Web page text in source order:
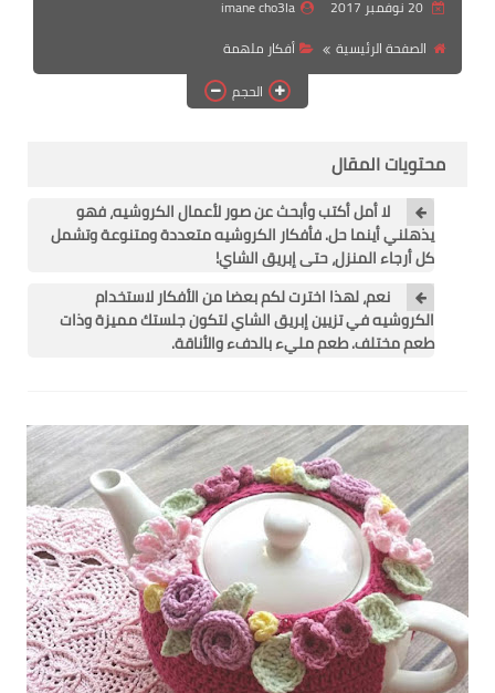
رابط فرعي
20 نوفمبر 2017
imane cho3la
الصفحة الرئيسية
أفكار ملهمة
الحجم
محتويات المقال
لا أمل أكتب وأبحث عن صور لأعمال الكروشيه، فهو
يذهلني أينما حل. فأفكار الكروشيه متعددة ومتنوعة وتشمل
كل أرجاء المنزل، حتى إبريق الشاي!
نعم، لهذا اخترت لكم بعضا من الأفكار لاستخدام
الكروشيه في تزيين إبريق الشاي لتكون جلستك مميزة وذات
طعم مختلف. طعم مليء بالدفء والأناقة.